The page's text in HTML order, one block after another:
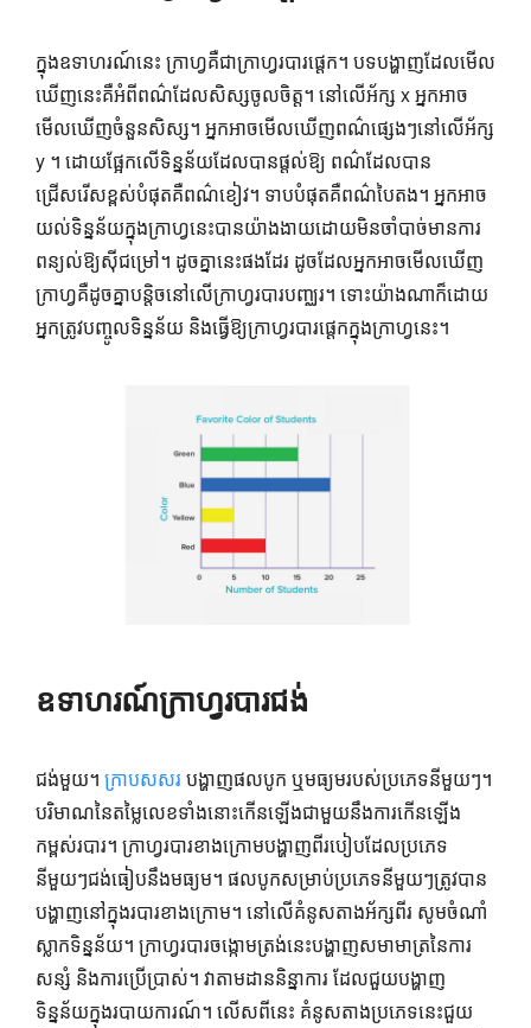
ក្នុងឧទាហរណ៍នេះ ក្រាហ្វគឺជាក្រាហ្វរបារផ្ដេក។ បទបង្ហាញដែលមើល
ឃើញនេះគឺអំពីពណ៌ដែលសិស្សចូលចិត្ត។ នៅលើអ័ក្ស x អ្នកអាច
មើលឃើញចំនួនសិស្ស។ អ្នកអាចមើលឃើញពណ៌ផ្សេងៗនៅលើអ័ក្ស
y ។ ដោយផ្អែកលើទិន្នន័យដែលបានផ្តល់ឱ្យ ពណ៌ដែលបាន
ជ្រើសរើសខ្ពស់បំផុតគឺពណ៌ខៀវ។ ទាបបំផុតគឺពណ៌បៃតង។ អ្នក​អាច​
យល់​ទិន្នន័យ​ក្នុង​ក្រាហ្វ​នេះ​បាន​យ៉ាង​ងាយ​ដោយ​មិន​ចាំបាច់​មាន​ការ​
ពន្យល់​ឱ្យ​ស៊ីជម្រៅ។ ដូចគ្នានេះផងដែរ ដូចដែលអ្នកអាចមើលឃើញ
ក្រាហ្វគឺដូចគ្នាបន្តិចនៅលើក្រាហ្វរបារបញ្ឈរ។ ទោះយ៉ាងណាក៏ដោយ
អ្នកត្រូវបញ្ចូលទិន្នន័យ និងធ្វើឱ្យក្រាហ្វរបារផ្ដេកក្នុងក្រាហ្វនេះ។
ឧទាហរណ៍ក្រាហ្វរបារជង់
ជង់មួយ។ ក្រាប​សសរ បង្ហាញផលបូក ឬមធ្យមរបស់ប្រភេទនីមួយៗ។
បរិមាណនៃតម្លៃលេខទាំងនោះកើនឡើងជាមួយនឹងការកើនឡើង
កម្ពស់របារ។ ក្រាហ្វរបារខាងក្រោមបង្ហាញពីរបៀបដែលប្រភេទ
នីមួយៗជង់ធៀបនឹងមធ្យម។ ផលបូកសម្រាប់ប្រភេទនីមួយៗត្រូវបាន
បង្ហាញនៅក្នុងរបារខាងក្រោម។ នៅលើគំនូសតាងអ័ក្សពីរ សូមចំណាំ
ស្លាកទិន្នន័យ។ ក្រាហ្វរបារចង្កោមត្រង់នេះបង្ហាញសមាមាត្រនៃការ
សន្សំ និងការប្រើប្រាស់។ វាតាមដាននិន្នាការ ដែលជួយបង្ហាញ
ទិន្នន័យក្នុងរបាយការណ៍។ លើសពីនេះ គំនូសតាងប្រភេទនេះជួយ